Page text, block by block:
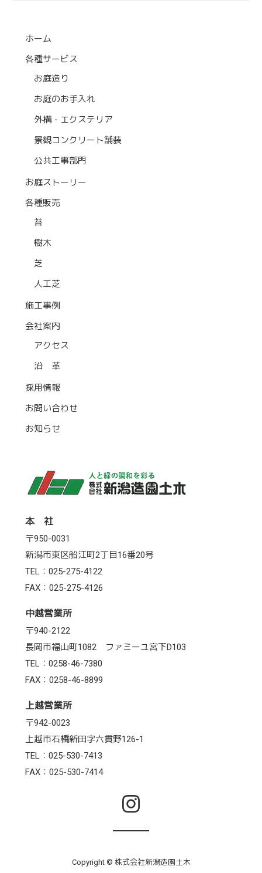
ホーム
各種サービス
お庭造り
お庭のお手入れ
外構・エクステリア
景観コンクリート舗装
公共工事部門
お庭ストーリー
各種販売
苔
樹木
芝
人工芝
施工事例
会社案内
アクセス
沿 革
採用情報
お問い合わせ
お知らせ
本 社
〒950-0031
新潟市東区船江町2丁目16番20号
TEL：025-275-4122
FAX：025-275-4126
中越営業所
〒940-2122
長岡市福山町1082 ファミーユ宮下D103
TEL：0258-46-7380
FAX：0258-46-8899
上越営業所
〒942-0023
上越市石橋新田字六貫野126-1
TEL：025-530-7413
FAX：025-530-7414
Copyright © 株式会社新潟造園土木